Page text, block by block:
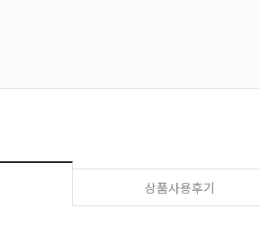
상품사용후기